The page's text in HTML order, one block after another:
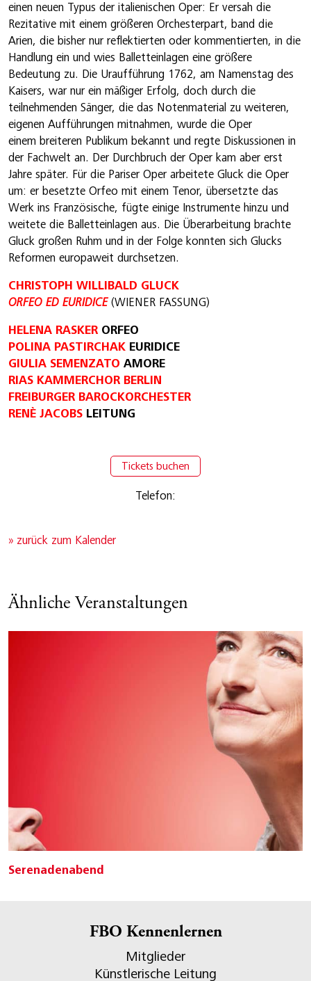
einen neuen Typus der italienischen Oper: Er versah die
Rezitative mit einem größeren Orchesterpart, band die
Arien, die bisher nur reflektierten oder kommentierten, in die
Handlung ein und wies Balletteinlagen eine größere
Bedeutung zu. Die Uraufführung 1762, am Namenstag des
Kaisers, war nur ein mäßiger Erfolg, doch durch die
teilnehmenden Sänger, die das Notenmaterial zu weiteren,
eigenen Aufführungen mitnahmen, wurde die Oper
einem breiteren Publikum bekannt und regte Diskussionen in
der Fachwelt an. Der Durchbruch der Oper kam aber erst
Jahre später. Für die Pariser Oper arbeitete Gluck die Oper
um: er besetzte Orfeo mit einem Tenor, übersetzte das
Werk ins Französische, fügte einige Instrumente hinzu und
weitete die Balletteinlagen aus. Die Überarbeitung brachte
Gluck großen Ruhm und in der Folge konnten sich Glucks
Reformen europaweit durchsetzen.
CHRISTOPH WILLIBALD GLUCK
ORFEO ED EURIDICE (WIENER FASSUNG)
HELENA RASKER ORFEO
POLINA PASTIRCHAK EURIDICE
GIULIA SEMENZATO AMORE
RIAS KAMMERCHOR BERLIN
FREIBURGER BAROCKORCHESTER
RENÈ JACOBS LEITUNG
Tickets buchen
Telefon:
» zurück zum Kalender
Ähnliche Veranstaltungen
Serenadenabend
FBO Kennenlernen
Mitglieder
Künstlerische Leitung